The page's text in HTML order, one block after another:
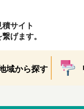
サイト
げます。
域から探す